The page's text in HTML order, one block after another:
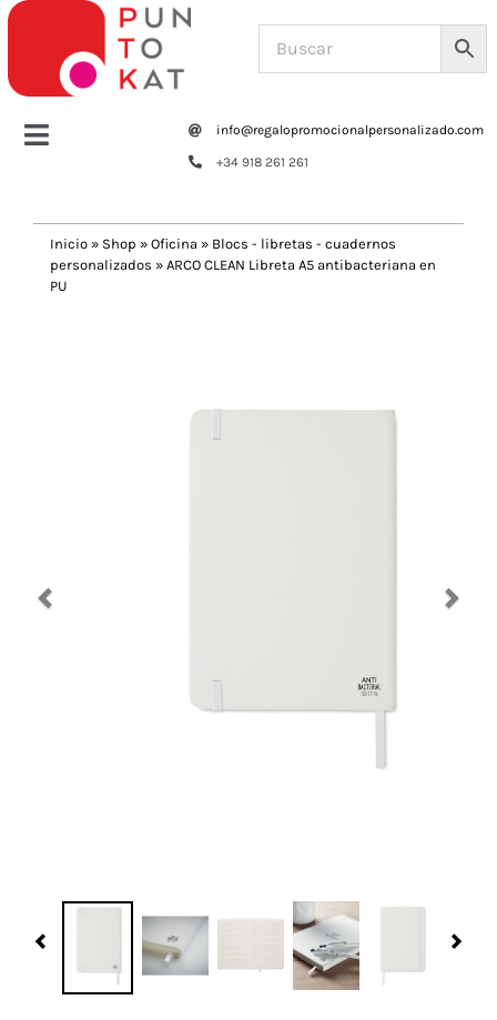
Saltar
contenido
Toggle
Tazas y botellas
info@regalopromocionalpersonalizado.com
+34 918 261 261
Inicio » Shop » Oficina » Blocs - libretas - cuadernos
personalizados » ARCO CLEAN Libreta A5 antibacteriana en
PU